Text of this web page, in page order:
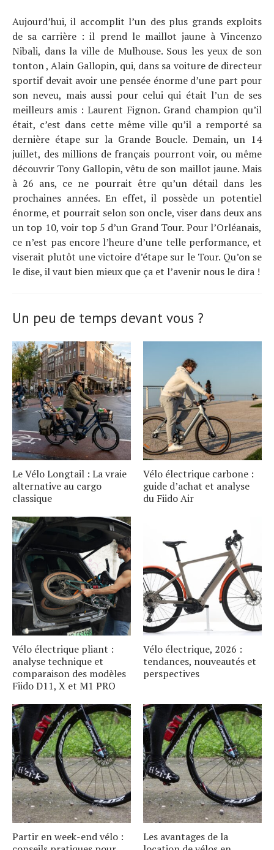
Aujourd’hui, il accomplit l’un des plus grands exploits
de sa carrière : il prend le maillot jaune à Vincenzo
Nibali, dans la ville de Mulhouse. Sous les yeux de son
tonton , Alain Gallopin, qui, dans sa voiture de directeur
sportif devait avoir une pensée énorme d’une part pour
son neveu, mais aussi pour celui qui était l’un de ses
meilleurs amis : Laurent Fignon. Grand champion qu’il
était, c’est dans cette même ville qu’il a remporté sa
dernière étape sur la Grande Boucle. Demain, un 14
juillet, des millions de français pourront voir, ou même
découvrir Tony Gallopin, vêtu de son maillot jaune. Mais
à 26 ans, ce ne pourrait être qu’un détail dans les
prochaines années. En effet, il possède un potentiel
énorme, et pourrait selon son oncle, viser dans deux ans
un top 10, voir top 5 d’un Grand Tour. Pour l’Orléanais,
ce n’est pas encore l’heure d’une telle performance, et
viserait plutôt une victoire d’étape sur le Tour. Qu’on se
le dise, il vaut bien mieux que ça et l’avenir nous le dira !
Un peu de temps devant vous ?
Le Vélo Longtail : La vraie
alternative au cargo
classique
Vélo électrique carbone :
guide d’achat et analyse
du Fiido Air
Vélo électrique pliant :
analyse technique et
comparaison des modèles
Fiido D11, X et M1 PRO
Vélo électrique, 2026 :
tendances, nouveautés et
perspectives
Partir en week-end vélo :
Les avantages de la